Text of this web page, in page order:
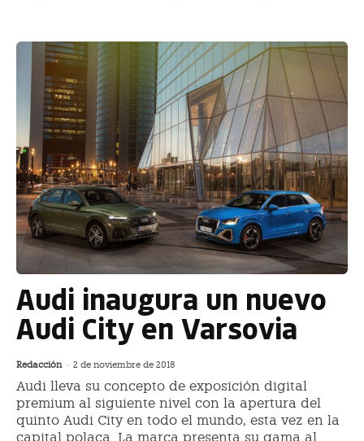
Audi inaugura un nuevo
Audi City en Varsovia
Redacción - 2 de noviembre de 2018
Audi lleva su concepto de exposición digital
premium al siguiente nivel con la apertura del
quinto Audi City en todo el mundo, esta vez en la
capital polaca. La marca presenta su gama al